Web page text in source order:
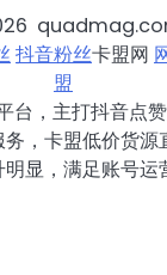
抖音粉丝卡盟网
盟
台，主打抖音点
，卡盟低价货
显，满足账号运